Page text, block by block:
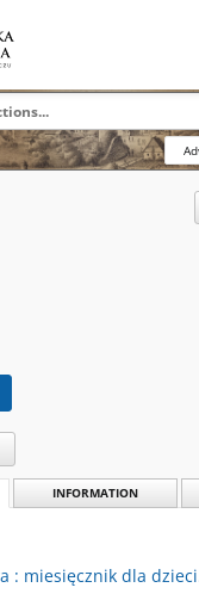
INFORMATION
: miesięcznik dla